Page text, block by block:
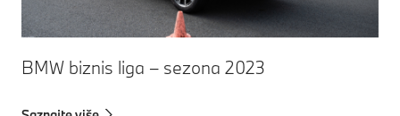
BMW biznis liga – sezona 2023